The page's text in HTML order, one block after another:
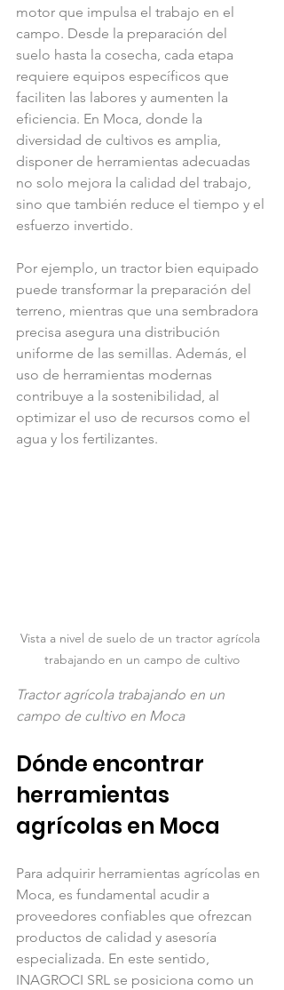
motor que impulsa el trabajo en el
campo. Desde la preparación del
suelo hasta la cosecha, cada etapa
requiere equipos específicos que
faciliten las labores y aumenten la
eficiencia. En Moca, donde la
diversidad de cultivos es amplia,
disponer de herramientas adecuadas
no solo mejora la calidad del trabajo,
sino que también reduce el tiempo y el
esfuerzo invertido.
Por ejemplo, un tractor bien equipado
puede transformar la preparación del
terreno, mientras que una sembradora
precisa asegura una distribución
uniforme de las semillas. Además, el
uso de herramientas modernas
contribuye a la sostenibilidad, al
optimizar el uso de recursos como el
agua y los fertilizantes.
Vista a nivel de suelo de un tractor agrícola
trabajando en un campo de cultivo
Tractor agrícola trabajando en un
campo de cultivo en Moca
Dónde encontrar
herramientas
agrícolas en Moca
Para adquirir herramientas agrícolas en
Moca, es fundamental acudir a
proveedores confiables que ofrezcan
productos de calidad y asesoría
especializada. En este sentido,
INAGROCI SRL se posiciona como un